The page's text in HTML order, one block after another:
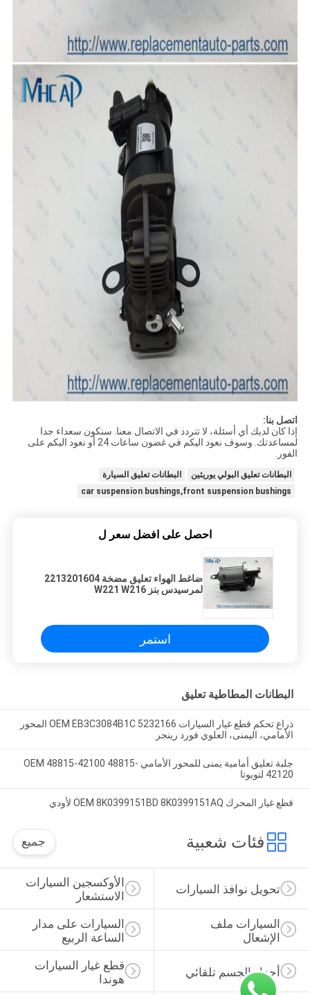
اتصل بنا:
إذا كان لديك أي أسئلة، لا تتردد في الاتصال معنا. سنكون سعداء جدا
لمساعدتك. وسوف نعود اليكم في غضون ساعات 24 أو نعود اليكم على
الفور.
البطانات تعليق البولي يوريثين
البطانات تعليق السيارة
car suspension bushings,front suspension bushings
احصل على افضل سعر ل
ضاغط الهواء تعليق مضخة 2213201604
لمرسيدس بنز W221 W216
استمر
البطانات المطاطية تعليق
ذراع تحكم قطع غيار السيارات OEM EB3C3084B1C 5232166 المحور
الأمامي، اليمنى، العلوي فورد رينجر
جلبة تعليق أمامية يمنى للمحور الأمامي OEM 48815-42100 48815-
42120 لتويوتا
قطع غيار المحرك OEM 8K0399151BD 8K0399151AQ لأودي
فئات شعبية جميع
الأوكسجين السيارات
الاستشعار
تحويل نوافذ السيارات
السيارات على مدار
الساعة الربيع
السيارات ملف
الإشعال
قطع غيار السيارات
هوندا
أجزاء الجسم تلقائي